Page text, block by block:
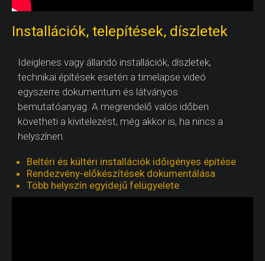
Installációk, telepítések, díszletek
Ideiglenes vagy állandó installációk, díszletek,
technikai építések esetén a timelapse videó
egyszerre dokumentum és látványos
bemutatóanyag. A megrendelő valós időben
követheti a kivitelezést, még akkor is, ha nincs a
helyszínen.
Beltéri és kültéri installációk időigényes építése
Rendezvény-előkészítések dokumentálása
Több helyszín egyidejű felügyelete